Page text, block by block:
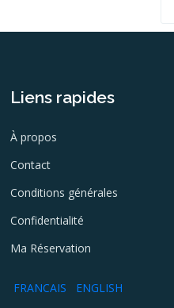
Liens rapides
À propos
Contact
Conditions générales
Confidentialité
Ma Réservation
FRANCAIS ENGLISH